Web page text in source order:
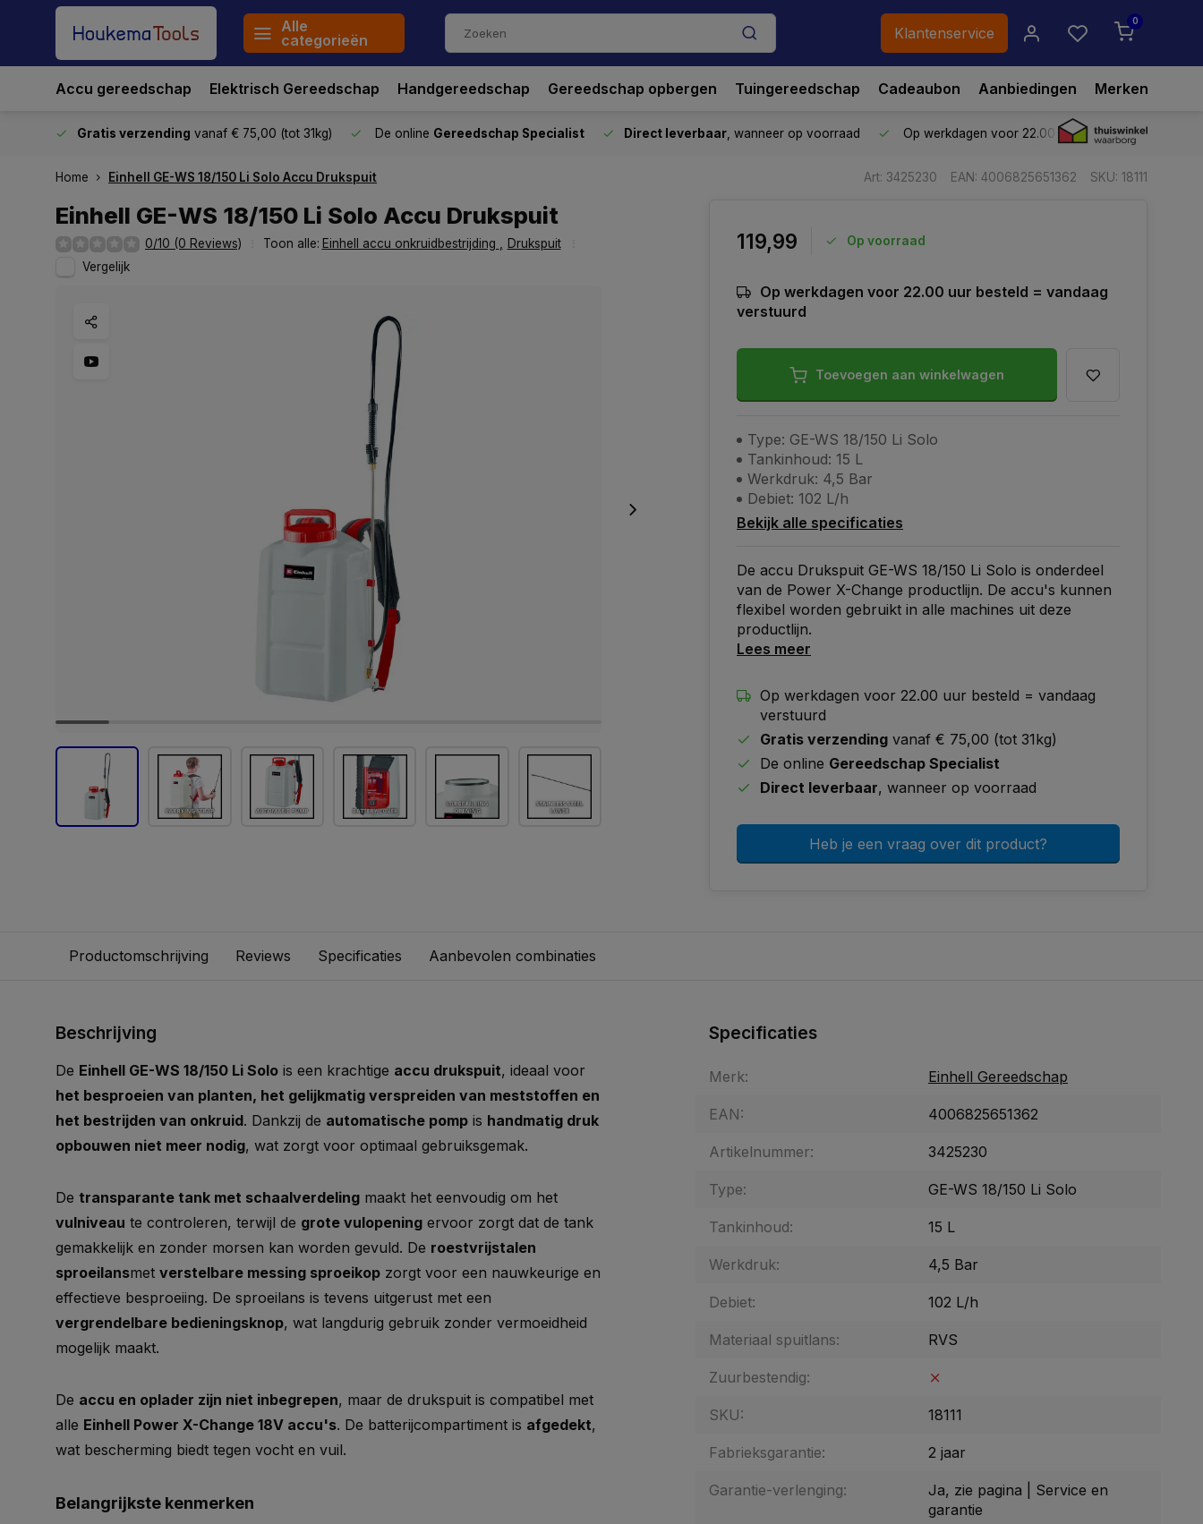
Alle
categorieën
Klantenservice
0
Accu gereedschap Elektrisch Gereedschap Handgereedschap Gereedschap opbergen Tuingereedschap Cadeaubon Aanbiedingen Merken
Gratis verzending vanaf € 75,00 (tot 31kg) De online Gereedschap Specialist Direct leverbaar , wanneer op voorraad Op werkdagen voor 22.00 uur besteld,vandaag
Home Einhell GE-WS 18/150 Li Solo Accu Drukspuit Art: 3425230 EAN: 4006825651362 SKU: 18111
Einhell GE-WS 18/150 Li Solo Accu Drukspuit
0/10 (0 Reviews) Toon alle: Einhell accu onkruidbestrijding
Drukspuit
Vergelijk
119,99 Op voorraad
Op werkdagen voor 22.00 uur besteld = vandaag
verstuurd
Toevoegen aan winkelwagen
Type: GE-WS 18/150 Li Solo
Tankinhoud: 15 L
Werkdruk: 4,5 Bar
Debiet: 102 L/h
Bekijk alle specificaties
De accu Drukspuit GE-WS 18/150 Li Solo is onderdeel
van de Power X-Change productlijn. De accu's kunnen
flexibel worden gebruikt in alle machines uit deze
productlijn.
Lees meer
Op werkdagen voor 22.00 uur besteld = vandaag
verstuurd
Gratis verzending vanaf € 75,00 (tot 31kg)
De online Gereedschap Specialist
Direct leverbaar, wanneer op voorraad
Heb je een vraag over dit product?
Productomschrijving Reviews Specificaties Aanbevolen combinaties
Beschrijving
De Einhell GE-WS 18/150 Li Solo is een krachtige accu drukspuit, ideaal voor
het besproeien van planten, het gelijkmatig verspreiden van meststoffen en
het bestrijden van onkruid. Dankzij de automatische pomp is handmatig druk
opbouwen niet meer nodig, wat zorgt voor optimaal gebruiksgemak.
De transparante tank met schaalverdeling maakt het eenvoudig om het
vulniveau te controleren, terwijl de grote vulopening ervoor zorgt dat de tank
gemakkelijk en zonder morsen kan worden gevuld. De roestvrijstalen
sproeilansmet verstelbare messing sproeikop zorgt voor een nauwkeurige en
effectieve besproeiing. De sproeilans is tevens uitgerust met een
vergrendelbare bedieningsknop, wat langdurig gebruik zonder vermoeidheid
mogelijk maakt.
De accu en oplader zijn niet inbegrepen, maar de drukspuit is compatibel met
alle Einhell Power X-Change 18V accu's. De batterijcompartiment is afgedekt,
wat bescherming biedt tegen vocht en vuil.
Belangrijkste kenmerken
Specificaties
Merk: Einhell Gereedschap
EAN: 4006825651362
Artikelnummer: 3425230
Type: GE-WS 18/150 Li Solo
Tankinhoud: 15 L
Werkdruk: 4,5 Bar
Debiet: 102 L/h
Materiaal spuitlans: RVS
Zuurbestendig:
SKU: 18111
Fabrieksgarantie: 2 jaar
Garantie-verlenging:
Ja, zie pagina | Service en
garantie